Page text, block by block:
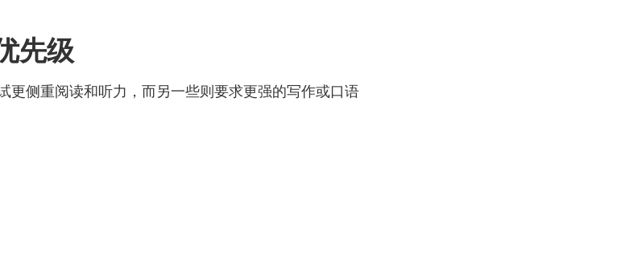
先级
更侧重阅读和听力，而另一些则要求更强的写作或口语